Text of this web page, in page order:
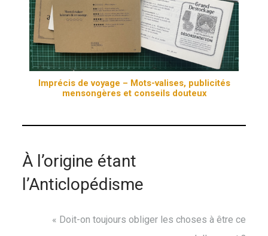
Imprécis de voyage – Mots-valises, publicités
mensongères et conseils douteux
À l’origine étant
l’Anticlopédisme
« Doit-on toujours obliger les choses à être ce